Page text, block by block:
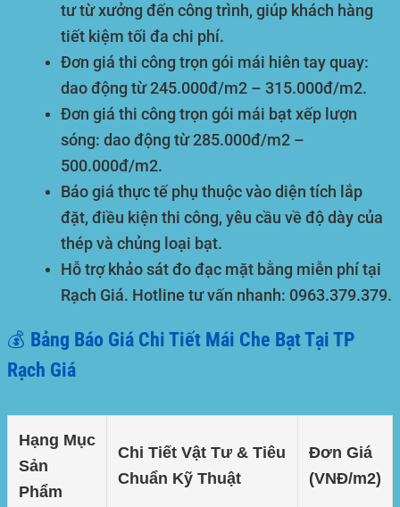
tư từ xưởng đến công trình, giúp khách hàng
tiết kiệm tối đa chi phí.
Đơn giá thi công trọn gói mái hiên tay quay:
dao động từ245.000đ/m2 – 315.000đ/m2.
Đơn giá thi công trọn gói mái bạt xếp lượn
sóng: dao động từ285.000đ/m2 –
500.000đ/m2.
Báo giá thực tế phụ thuộc vào diện tích lắp
đặt, điều kiện thi công, yêu cầu về độ dày của
thép và chủng loại bạt.
Hỗ trợ khảo sát đo đạc mặt bằng miễn phí tại
Rạch Giá. Hotline tư vấn nhanh: 0963.379.379.
💰 Bảng Báo Giá Chi Tiết Mái Che Bạt Tại TP
Rạch Giá
Hạng Mục
Sản
Phẩm
Chi Tiết Vật Tư & Tiêu
Chuẩn Kỹ Thuật
Đơn Giá
(VNĐ/m2)